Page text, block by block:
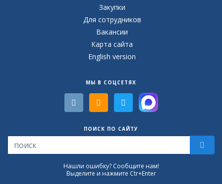
Закупки
Для сотрудников
Вакансии
Карта сайта
English version
МЫ В СОЦСЕТЯХ
ПОИСК ПО САЙТУ
Нашли ошибку? Сообщите нам!
Выделите и нажмите Ctr+Enter